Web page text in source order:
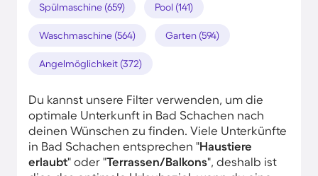
Spülmaschine (659) Pool (141)
Waschmaschine (564) Garten (594)
Angelmöglichkeit (372)
Du kannst unsere Filter verwenden, um die
optimale Unterkunft in Bad Schachen nach
deinen Wünschen zu finden. Viele Unterkünfte
in Bad Schachen entsprechen "Haustiere
erlaubt" oder "Terrassen/Balkons", deshalb ist